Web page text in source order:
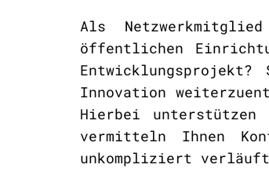
Als
öffentlichen
Innovation
Hierbei unterstützen
vermitteln Ihnen
unkompliziert